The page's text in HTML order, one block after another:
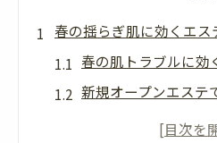
春の揺らぎ肌に効くエス
春の肌トラブルに効
新規オープンエステ
今流行りのエステで